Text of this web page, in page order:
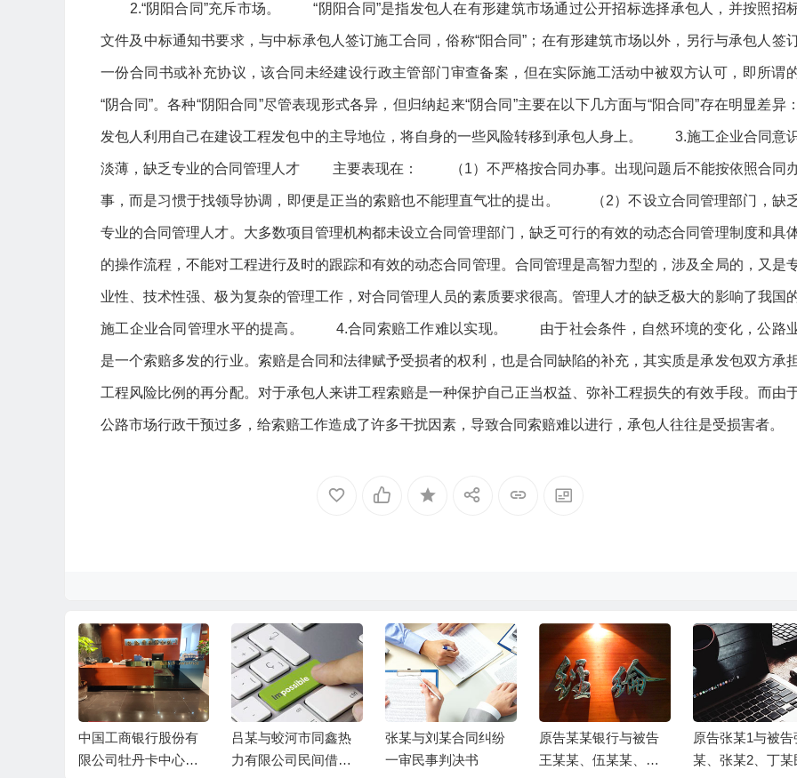
2.“阴阳合同”充斥市场。 “阴阳合同”是指发包人在有形建筑市场通过公开招标选择承包人，并按照招
文件及中标通知书要求，与中标承包人签订施工合同，俗称“阳合同”；在有形建筑市场以外，另行与承包人签
一份合同书或补充协议，该合同未经建设行政主管部门审查备案，但在实际施工活动中被双方认可，即所谓
“阴合同”。各种“阴阳合同”尽管表现形式各异，但归纳起来“阴合同”主要在以下几方面与“阳合同”存在明显差异：
发包人利用自己在建设工程发包中的主导地位，将自身的一些风险转移到承包人身上。 3.施工企业合同意
淡薄，缺乏专业的合同管理人才 主要表现在： （1）不严格按合同办事。出现问题后不能按依照合同
事，而是习惯于找领导协调，即便是正当的索赔也不能理直气壮的提出。 （2）不设立合同管理部门，缺乏
专业的合同管理人才。大多数项目管理机构都未设立合同管理部门，缺乏可行的有效的动态合同管理制度和具
的操作流程，不能对工程进行及时的跟踪和有效的动态合同管理。合同管理是高智力型的，涉及全局的，又是
业性、技术性强、极为复杂的管理工作，对合同管理人员的素质要求很高。管理人才的缺乏极大的影响了我国
施工企业合同管理水平的提高。 4.合同索赔工作难以实现。 由于社会条件，自然环境的变化，公路
是一个索赔多发的行业。索赔是合同和法律赋予受损者的权利，也是合同缺陷的补充，其实质是承发包双方承
工程风险比例的再分配。对于承包人来讲工程索赔是一种保护自己正当权益、弥补工程损失的有效手段。而由
公路市场行政干预过多，给索赔工作造成了许多干扰因素，导致合同索赔难以进行，承包人往往是受损害者。
中国工商银行股份有
限公司牡丹卡中心长
吕某与蛟河市同鑫热
力有限公司民间借贷
张某与刘某合同纠纷
一审民事判决书
原告某某银行与被告
王某某、伍某某、被
原告张某1与被告
某、张某2、丁某